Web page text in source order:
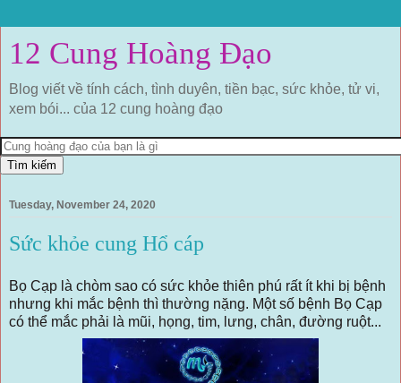
12 Cung Hoàng Đạo
Blog viết về tính cách, tình duyên, tiền bạc, sức khỏe, tử vi,
xem bói... của 12 cung hoàng đạo
Tuesday, November 24, 2020
Sức khỏe cung Hổ cáp
Bọ Cạp là chòm sao có sức khỏe thiên phú rất ít khi bị bệnh
nhưng khi mắc bệnh thì thường nặng. Một số bệnh Bọ Cạp
có thể mắc phải là mũi, họng, tim, lưng, chân, đường ruột...